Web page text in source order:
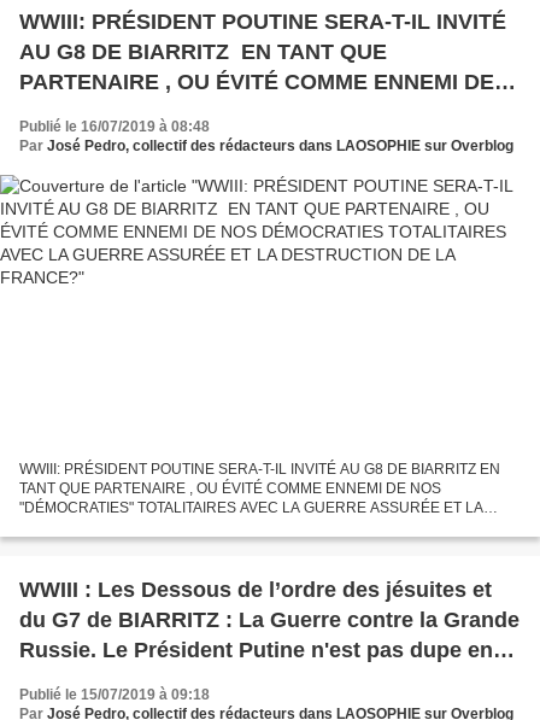
WWIII: PRÉSIDENT POUTINE SERA-T-IL INVITÉ
AU G8 DE BIARRITZ EN TANT QUE
PARTENAIRE , OU ÉVITÉ COMME ENNEMI DE
NOS DÉMOCRATIES TOTALITAIRES AVEC LA
GUERRE ASSURÉE ET LA DESTRUCTION DE
Publié le 16/07/2019 à 08:48
Par José Pedro, collectif des rédacteurs dans LAOSOPHIE sur Overblog
WWIII: PRÉSIDENT POUTINE SERA-T-IL INVITÉ AU G8 DE BIARRITZ EN
TANT QUE PARTENAIRE , OU ÉVITÉ COMME ENNEMI DE NOS
"DÉMOCRATIES" TOTALITAIRES AVEC LA GUERRE ASSURÉE ET LA
L'ÂGE DE PIERRE! ISRAËL...
WWIII : Les Dessous de l’ordre des jésuites et
du G7 de BIARRITZ : La Guerre contre la Grande
Russie. Le Président Putine n'est pas dupe en
François le dernier. Angela Merkel, Donald
Publié le 15/07/2019 à 09:18
Par José Pedro, collectif des rédacteurs dans LAOSOPHIE sur Overblog